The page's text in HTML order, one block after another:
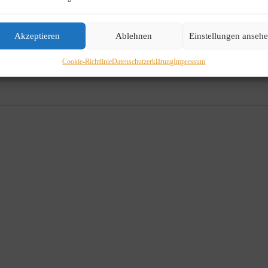
Akzeptieren Ablehnen Einstellungen
Cookie-RichtlinieDatenschutzerklärungImpressum